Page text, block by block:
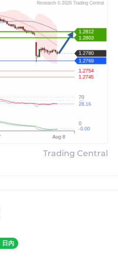
Trading Central
日內